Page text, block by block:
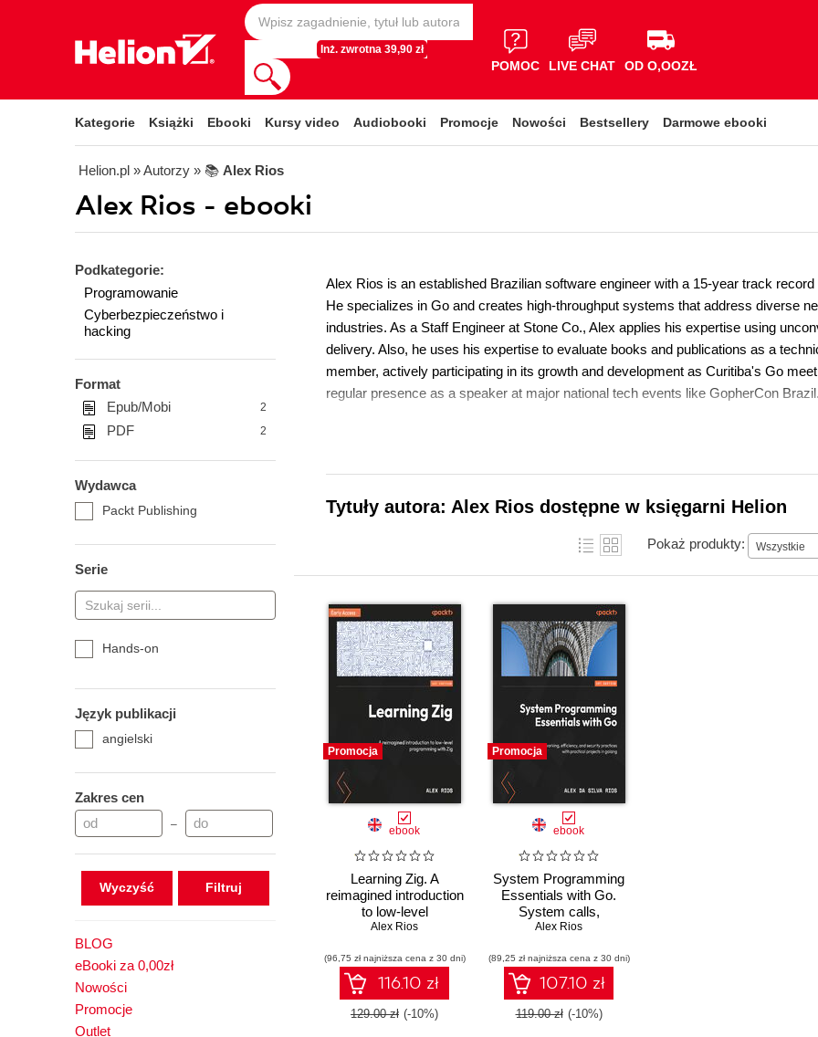
Inż. zwrotna 39,90 zł
POMOC LIVE CHAT OD O,OOZŁ
Kategorie Książki Ebooki Kursy video Audiobooki Promocje Nowości Bestsellery Darmowe ebooki
Helion.pl » Autorzy » 📚 Alex Rios
Alex Rios - ebooki
Podkategorie:
Programowanie
Cyberbezpieczeństwo i
hacking
Format
Epub/Mobi
2
PDF 2
Wydawca
Packt Publishing
Serie
Hands-on
Język publikacji
angielski
Zakres cen
–
Wyczyść
BLOG
eBooki za 0,00zł
Nowości
Promocje
Outlet
Alex Rios is an established Brazilian software engineer with a 15-year track
He specializes in Go and creates high-throughput systems that address diverse
industries. As a Staff Engineer at Stone Co., Alex applies his expertise using
delivery. Also, he uses his expertise to evaluate books and publications as a
member, actively participating in its growth and development as Curitiba's Go
regular presence as a speaker at major national tech events like GopherCon
Tytuły autora: Alex Rios dostępne w księgarni Helion
Pokaż produkty: Wszystkie
Promocja
ebook
Learning Zig. A
reimagined introduction
to low-level
programming with Zig
Alex Rios
(96,75 zł najniższa cena z 30 dni)
116.10 zł
129.00 zł (-10%)
Promocja
ebook
System Programming
Essentials with Go.
System calls,
networking, efficiency,
with practical projects in
Golang
Alex Rios
(89,25 zł najniższa cena z 30 dni)
107.10 zł
119.00 zł (-10%)